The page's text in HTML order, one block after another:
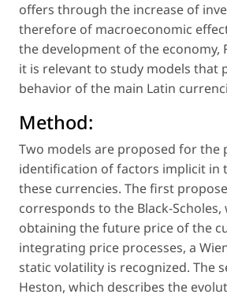
offers through the increase of
therefore of macroeconomic
the development of the economy,
it is relevant to study models that
behavior of the main Latin
Method:
Two models are proposed for the
identification of factors implicit in
these currencies. The first
corresponds to the Black-Scholes,
obtaining the future price of the
integrating price processes, a
static volatility is recognized. The
Heston, which describes the